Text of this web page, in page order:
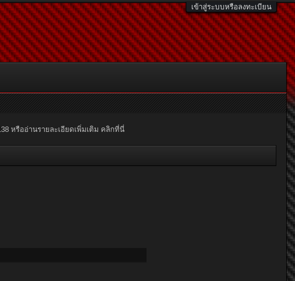
เข้าสู่ระบบหรือลงทะเบียน
หรืออ่านรายละเอียดเพิ่มเติม คลิกที่นี่